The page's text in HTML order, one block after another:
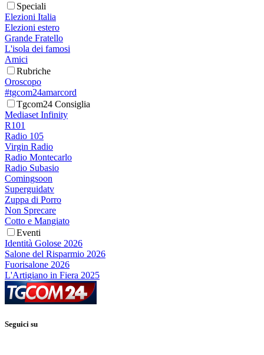
Speciali
Elezioni Italia
Elezioni estero
Grande Fratello
L'isola dei famosi
Amici
Rubriche
Oroscopo
#tgcom24amarcord
Tgcom24 Consiglia
Mediaset Infinity
R101
Radio 105
Virgin Radio
Radio Montecarlo
Radio Subasio
Comingsoon
Superguidatv
Zuppa di Porro
Non Sprecare
Cotto e Mangiato
Eventi
Identità Golose 2026
Salone del Risparmio 2026
Fuorisalone 2026
L'Artigiano in Fiera 2025
Seguici su